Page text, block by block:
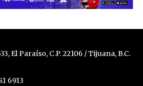
El Paraíso, C.P. 22106 / Tijuana, B.C.
6913